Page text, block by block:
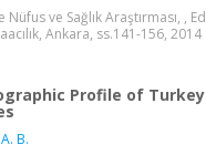
Nüfus ve Sağlık Araştırması, ,
Ankara, ss.141-156, 2014
Profile of
B.